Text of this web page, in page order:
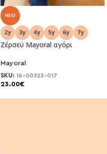
NEO
Ζέρσεϋ Mayoral αγόρι
Mayoral
SKU: 16-00323-017
23.00€